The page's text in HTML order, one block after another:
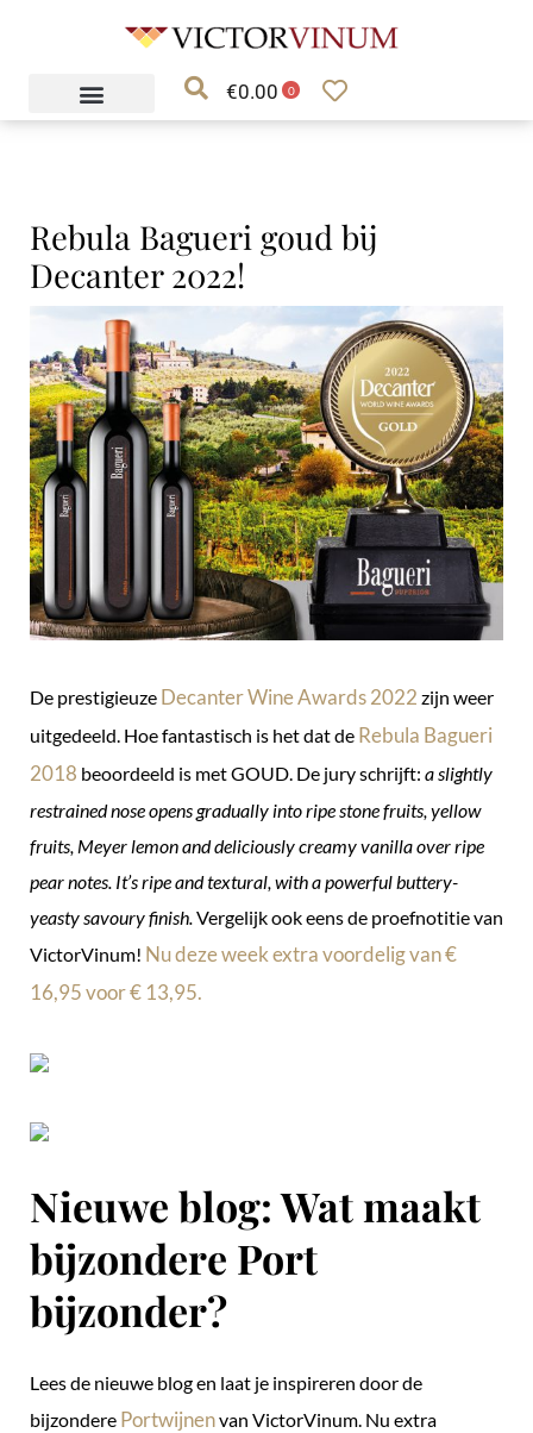
€0.00 0
Rebula Bagueri goud bij
Decanter 2022!
De prestigieuze Decanter Wine Awards 2022 zijn weer
uitgedeeld. Hoe fantastisch is het dat de Rebula Bagueri
2018 beoordeeld is met GOUD. De jury schrijft: a slightly
restrained nose opens gradually into ripe stone fruits, yellow
fruits, Meyer lemon and deliciously creamy vanilla over ripe
pear notes. It’s ripe and textural, with a powerful buttery-
yeasty savoury finish.Vergelijk ook eens de proefnotitie van
VictorVinum! Nu deze week extra voordelig van €
16,95 voor € 13,95.
Nieuwe blog: Wat maakt
bijzondere Port
bijzonder?
Lees de nieuwe blog en laat je inspireren door de
bijzondere Portwijnenvan VictorVinum. Nu extra